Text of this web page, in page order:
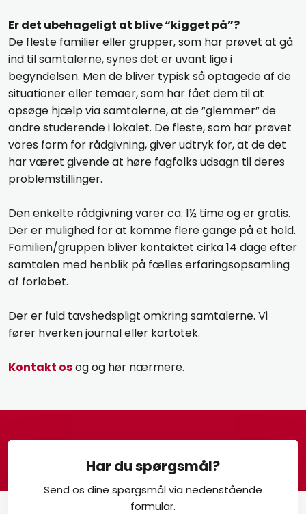
Er det ubehageligt at blive “kigget på”?
De fleste familier eller grupper, som har prøvet at gå
ind til samtalerne, synes det er uvant lige i
begyndelsen. Men de bliver typisk så optagede af de
situationer eller temaer, som har fået dem til at
opsøge hjælp via samtalerne, at de ”glemmer” de
andre studerende i lokalet. De fleste, som har prøvet
vores form for rådgivning, giver udtryk for, at de det
har været givende at høre fagfolks udsagn til deres
problemstillinger.
Den enkelte rådgivning varer ca. 1½ time og er gratis.
Der er mulighed for at komme flere gange på et hold.
Familien/gruppen bliver kontaktet cirka 14 dage efter
samtalen med henblik på fælles erfaringsopsamling
af forløbet.
Der er fuld tavshedspligt omkring samtalerne. Vi
fører hverken journal eller kartotek.
Kontakt osog og hør nærmere.​
Har du spørgsmål?
Send os dine spørgsmål via nedenstående
formular.​